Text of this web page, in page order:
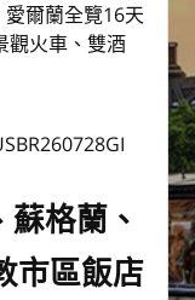
爾蘭全覽16天
觀火車、雙酒
格蘭、
市區飯店